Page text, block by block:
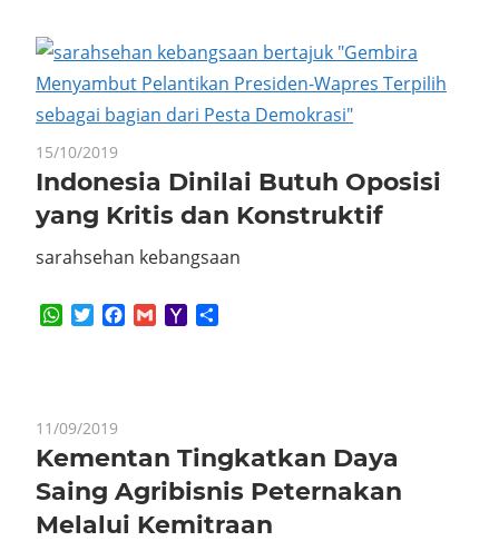
15/10/2019
Indonesia Dinilai Butuh Oposisi
yang Kritis dan Konstruktif
sarahsehan kebangsaan
WhatsApp
TwitterFacebook
GmailYahoo
11/09/2019
Kementan Tingkatkan Daya
Saing Agribisnis Peternakan
Melalui Kemitraan